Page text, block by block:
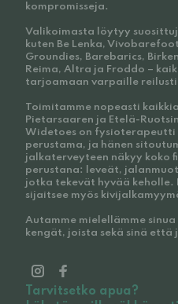
kompromisseja.
Valikoimasta löytyy
kuten Be Lenka,
Groundies, Barebarics,
Reima, Altra ja Froddo –
tarjoamaan varpaille
Toimitamme nopeasti
Pietarsaaren ja Etelä-
Widetoes on fysioterapeutti
perustama, ja hänen
jalkaterveyteen näkyy koko
perustana: leveät,
jotka tekevät hyvää keholle.
sijaitsee myös
Autamme mielellämme
kengät, joista sekä sinä
Tarvitsetko apua?